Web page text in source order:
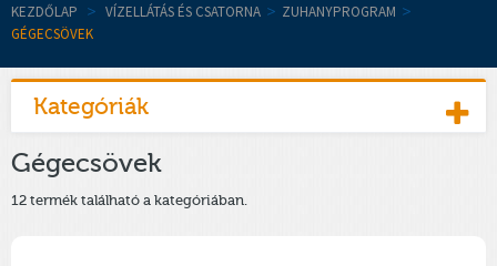
KEZDŐLAP > VÍZELLÁTÁS ÉS CSATORNA > ZUHANYPROGRAM >
GÉGECSÖVEK
Kategóriák
Gégecsövek
12 termék található a kategóriában.